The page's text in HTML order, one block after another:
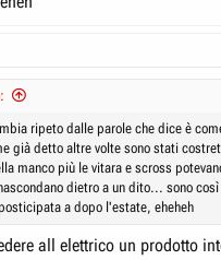
ripeto dalle parole che dice è
già detto altre volte sono stati
manco più le vitara e scross
dietro a un dito... sono
a dopo l'estate, eheheh
all elettrico un prodotto